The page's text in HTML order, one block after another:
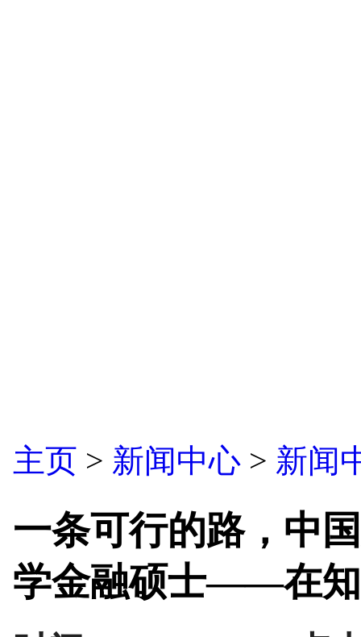
主页 > 新闻中心 > 新闻
一条可行的路，中
学金融硕士——在知